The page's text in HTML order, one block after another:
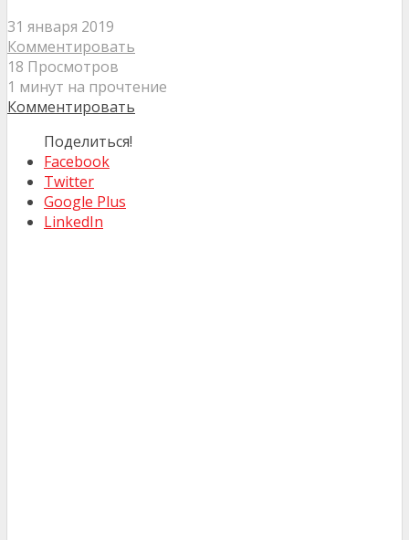
31 января 2019
Комментировать
18 Просмотров
1 минут на прочтение
Комментировать
Поделиться!
Facebook
Twitter
Google Plus
LinkedIn